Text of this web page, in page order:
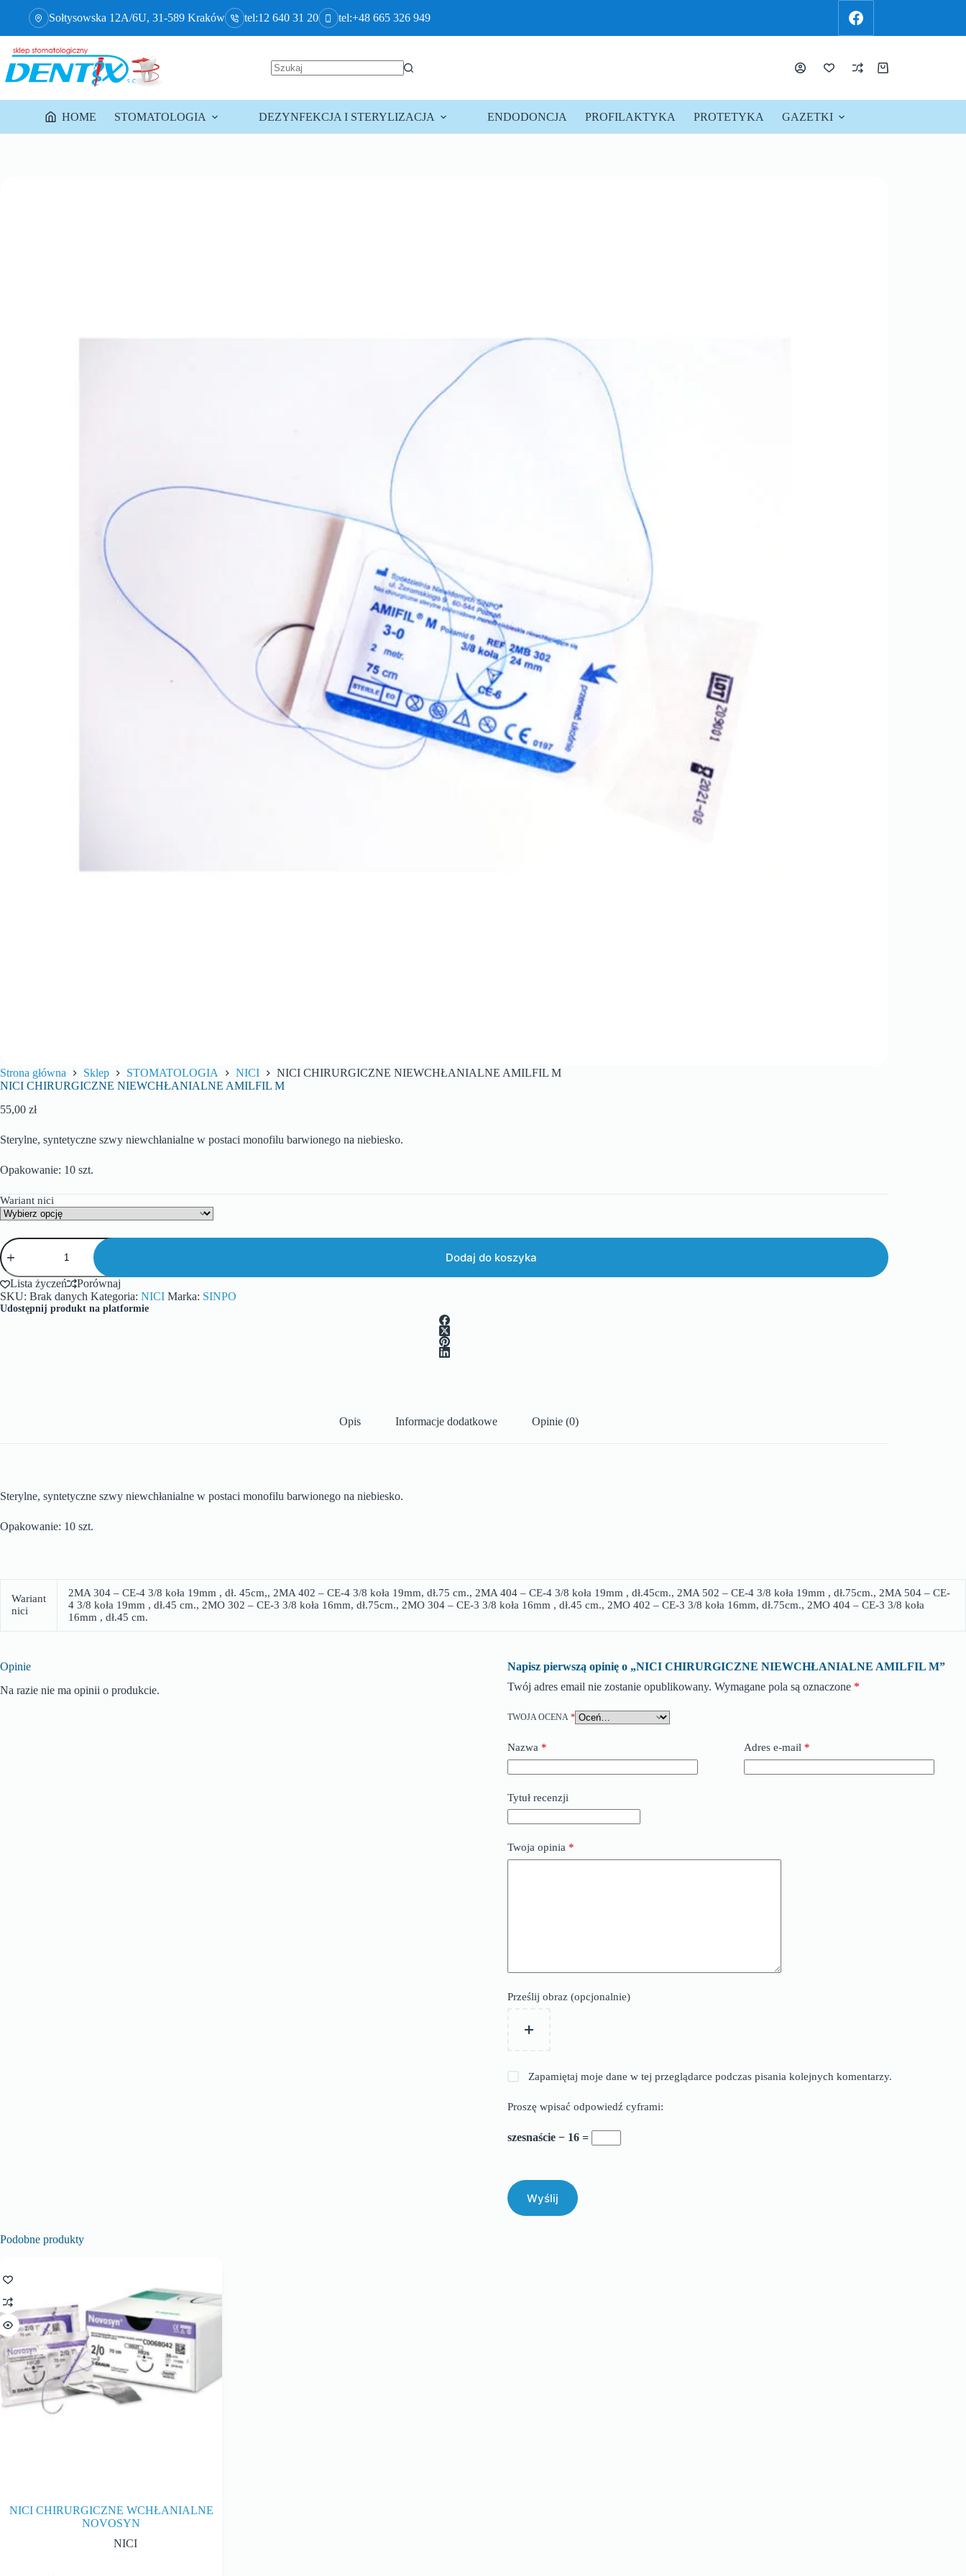
Sołtysowska 12A/6U, 31-589 Kraków tel:12 640 31 20 tel:+48 665 326 949
HOME STOMATOLOGIA DEZYNFEKCJA I STERYLIZACJA ENDODONCJA PROFILAKTYKA PROTETYKA GAZETKI
Strona główna Sklep STOMATOLOGIA NICI
NICI CHIRURGICZNE NIEWCHŁANIALNE AMILFIL M
NICI CHIRURGICZNE NIEWCHŁANIALNE AMILFIL M
55,00 zł
Sterylne, syntetyczne szwy niewchłanialne w postaci monofilu barwionego na niebiesko.
Opakowanie: 10 szt.
Wariant nici
Dodaj do koszyka
Lista życzeń
Porównaj
SKU: Brak danych Kategoria: NICI Marka: SINPO
Udostępnij produkt na platformie
Opis Informacje dodatkowe Opinie (0)
Sterylne, syntetyczne szwy niewchłanialne w postaci monofilu barwionego na niebiesko.
Opakowanie: 10 szt.
Wariant
nici
2MA 304 – CE-4 3/8 koła 19mm , dł. 45cm,, 2MA 402 – CE-4 3/8 koła 19mm, dł.75 cm., 2MA 404 – CE-4 3/8 koła 19mm , dł.45cm., 2MA 502 – CE-4 3/8 koła 19mm , dł.75cm., 2MA 504 – CE-
4 3/8 koła 19mm , dł.45 cm., 2MO 302 – CE-3 3/8 koła 16mm, dł.75cm., 2MO 304 – CE-3 3/8 koła 16mm , dł.45 cm., 2MO 402 – CE-3 3/8 koła 16mm, dł.75cm., 2MO 404 – CE-3 3/8 koła
16mm , dł.45 cm.
Opinie
Na razie nie ma opinii o produkcie.
Napisz pierwszą opinię o „NICI CHIRURGICZNE NIEWCHŁANIALNE AMILFIL M”
Twój adres email nie zostanie opublikowany. Wymagane pola są oznaczone *
TWOJA OCENA *
Nazwa * Adres e-mail *
Tytuł recenzji
Twoja opinia *
Prześlij obraz (opcjonalnie)
Zapamiętaj moje dane w tej przeglądarce podczas pisania kolejnych komentarzy.
Proszę wpisać odpowiedź cyframi:
szesnaście − 16 =
Wyślij
Podobne produkty
NICI CHIRURGICZNE WCHŁANIALNE
NOVOSYN
NICI